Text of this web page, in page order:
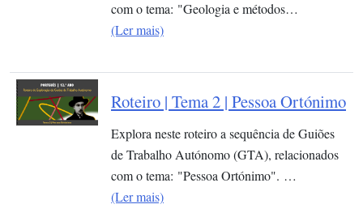
com o tema: "Geologia e métodos…
(Ler mais)
Roteiro | Tema 2 | Pessoa Ortónimo
Explora neste roteiro a sequência de Guiões
de Trabalho Autónomo (GTA), relacionados
com o tema: "Pessoa Ortónimo". …
(Ler mais)